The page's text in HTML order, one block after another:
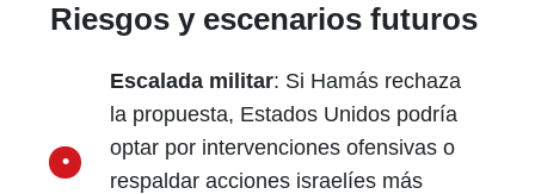
Riesgos y escenarios futuros
Escalada militar: Si Hamás rechaza
la propuesta, Estados Unidos podría
optar por intervenciones ofensivas o
respaldar acciones israelíes más